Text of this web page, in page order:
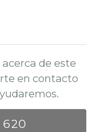
de este
en contacto
620